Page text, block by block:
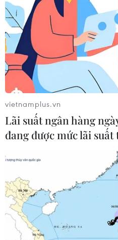
#Ôtô Nhật #Thị trường nội
#Honda
#Bắc Mỹ
#NSX
#Lợi nhuận kinh
Thái Lan
Theo dõi VietnamPlus
vietnamplus.vn
Lãi suất ngân hàng
đang được mức lãi suất